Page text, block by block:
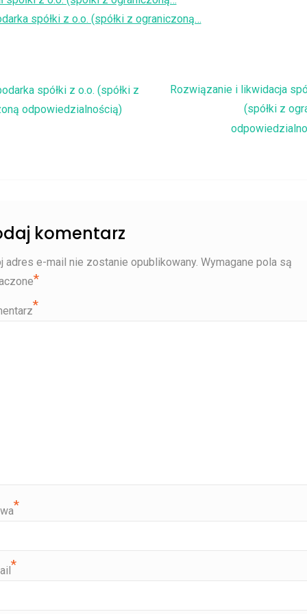
spółki z o.o. (spółki z ograniczoną…
wpisu
spółki z o.o. (spółki z
odpowiedzialnością)
Rozwiązanie i likwidacja
(spółki z
komentarz
adres e-mail nie zostanie opublikowany. Wymagane pola są
*
*
*
*